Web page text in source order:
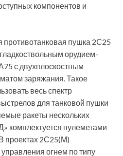
компонентов и
пушка 2С25
орудием-
с двухплоскостным
заряжания. Такое
весь спектр
для танковой пушки
ракеты нескольких
комплектуется пулеметами
проектах 2С25(М)
огнем по типу